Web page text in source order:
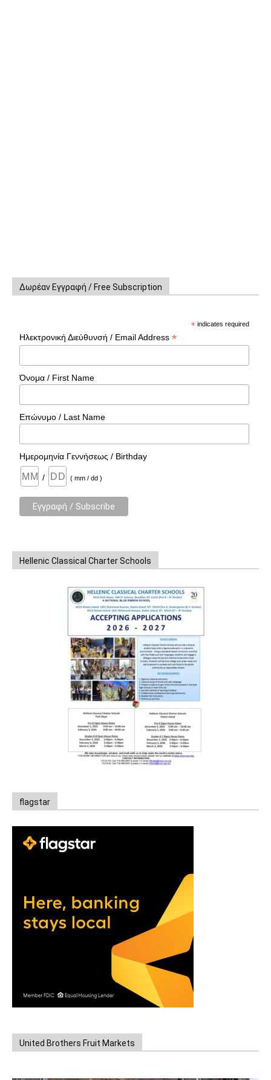
Δωρέαν Εγγραφή / Free Subscription
* indicates required
Ηλεκτρονική Διεύθυνσή / Email Address*
Όνομα / First Name
Επώνυμο / Last Name
Ημερομηνία Γεννήσεως / Birthday
/ ( mm / dd )
Hellenic Classical Charter Schools
flagstar
United Brothers Fruit Markets